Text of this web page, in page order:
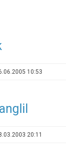
10:53
20:11